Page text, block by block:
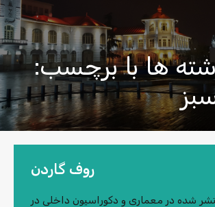
ها با برچسب:
روف گاردن
شده در معماری و دکوراسیون داخلی در